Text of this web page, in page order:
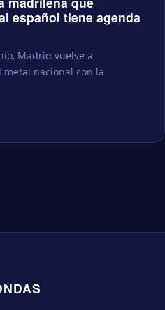
español tiene agenda
Madrid vuelve a
nacional con la